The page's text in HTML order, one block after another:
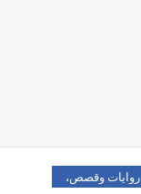
روايات وقصص،